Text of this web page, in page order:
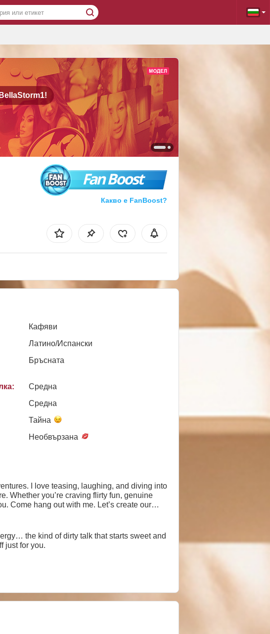
BellaStorm1!
Fan Boost
Какво е FanBoost?
Кафяви
Латино/Испански
Бръсната
Среднa
Среднa
Тайна
Необвързана
I love teasing, laughing, and diving into
Whether you’re craving flirty fun, genuine
Come hang out with me. Let’s create our
the kind of dirty talk that starts sweet and
just for you.